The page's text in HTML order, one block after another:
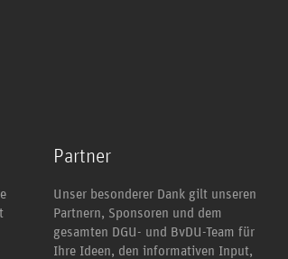
Partner
Unser besonderer Dank gilt unseren
Partnern, Sponsoren und dem
gesamten DGU- und BvDU-Team für
Ihre Ideen, den informativen Input,